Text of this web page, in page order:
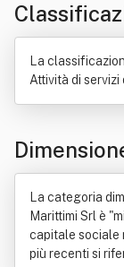
Commercio
La
Attività di
La categoria
Marittimi Srl è
capitale sociale
più recenti si